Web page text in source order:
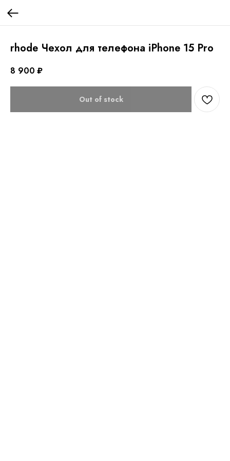
rhode Чехол для телефона iPhone 15 Pro
8 900 ₽
Out of stock